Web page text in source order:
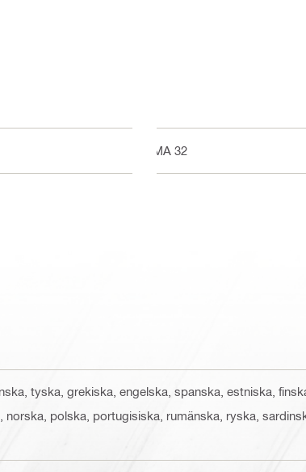
PMA 32
tyska, grekiska, engelska, spanska, estniska,
polska, portugisiska, rumänska, ryska,